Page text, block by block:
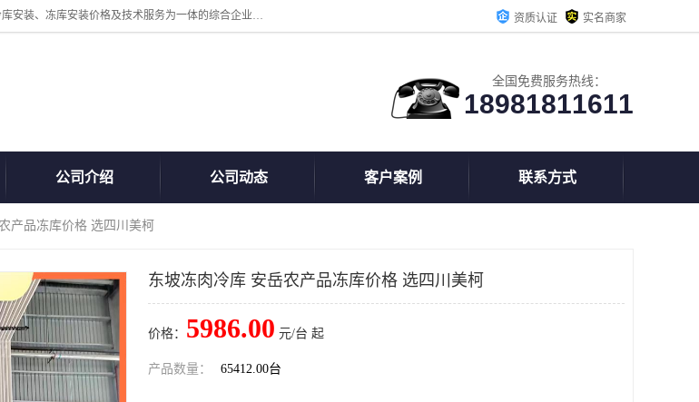
四川美柯冷冻库安装工程有限公司一家以冷库机组、冷库设备、冷库设计、冷冻库设备销售、冷库安装、冻库安装价格及技术服务为一体的综合企业，咨询热线：同等设备材料优惠10% 。公司各种类型安装组合式冷库、冷冻库、冷藏库、气调保鲜库、并提供成套设备供应、安装与调试、维护与维修、技术咨询、操作维修人员技术培训等 资质认证 实名商家
全国免费服务热线：
18981811611
公司介绍 公司动态 客户案例 联系方式
产品冻库价格 选四川美柯
东坡冻肉冷库 安岳农产品冻库价格 选四川美柯
价格： 5986.00 元/台 起
产品数量： 65412.00台